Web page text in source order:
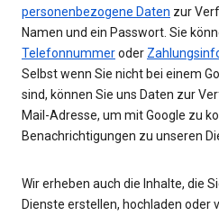
personenbezogene Daten zur
Namen und ein Passwort. Sie
Telefonnummeroder
Selbst wenn Sie nicht bei einem
sind, können Sie uns Daten zur
Mail-Adresse, um mit Google zu
Benachrichtigungen zu unseren
Wir erheben auch die Inhalte, die
Dienste erstellen, hochladen oder